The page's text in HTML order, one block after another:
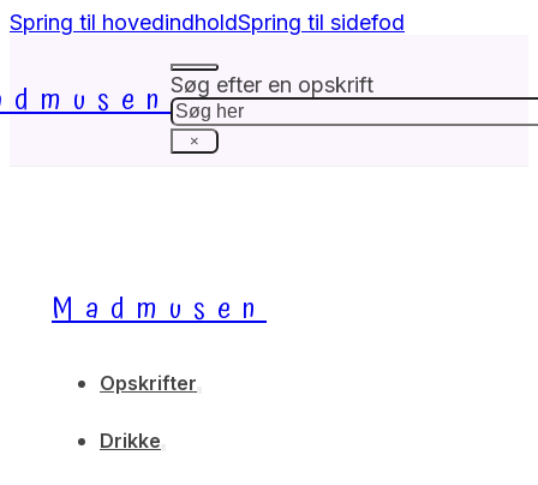
Spring til hovedindholdSpring til sidefod
Søg efter en opskrift
Søg
×
Madmusen
Opskrifter
Drikke